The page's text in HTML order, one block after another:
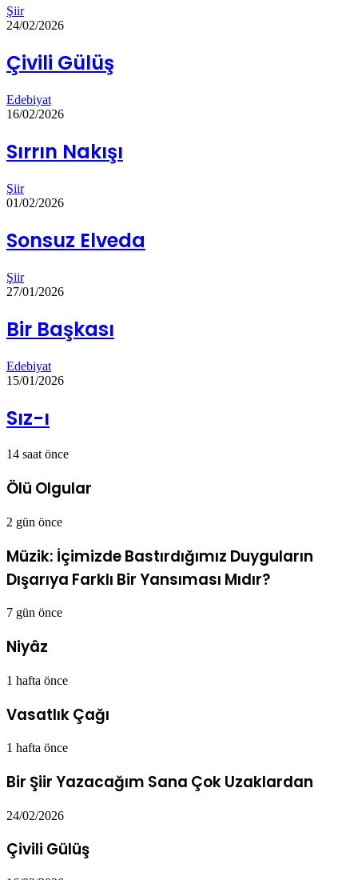
Şiir
24/02/2026
Çivili Gülüş
Edebiyat
16/02/2026
Sırrın Nakışı
Şiir
01/02/2026
Sonsuz Elveda
Şiir
27/01/2026
Bir Başkası
Edebiyat
15/01/2026
Sız-ı
14 saat önce
Ölü Olgular
2 gün önce
Müzik: İçimizde Bastırdığımız Duyguların
Dışarıya Farklı Bir Yansıması Mıdır?
7 gün önce
Niyâz
1 hafta önce
Vasatlık Çağı
1 hafta önce
Bir Şiir Yazacağım Sana Çok Uzaklardan
24/02/2026
Çivili Gülüş